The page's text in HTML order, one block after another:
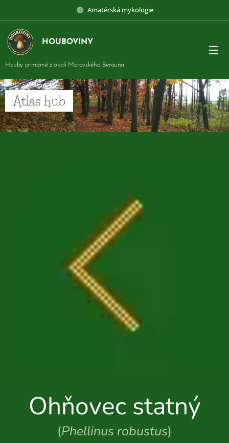
Amatérská mykologie
HOUBOVINY
Houby primárně z okolí Moravského Berouna
Atlas hub
Ohňovec statný
(Phellinus robustus)